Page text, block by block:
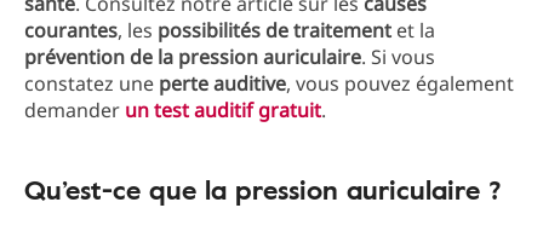
courantes, les possibilités de traitement et la
prévention de la pression auriculaire. Si vous
constatez une perte auditive, vous pouvez également
demander un test auditif gratuit.
Qu’est-ce que la pression auriculaire ?